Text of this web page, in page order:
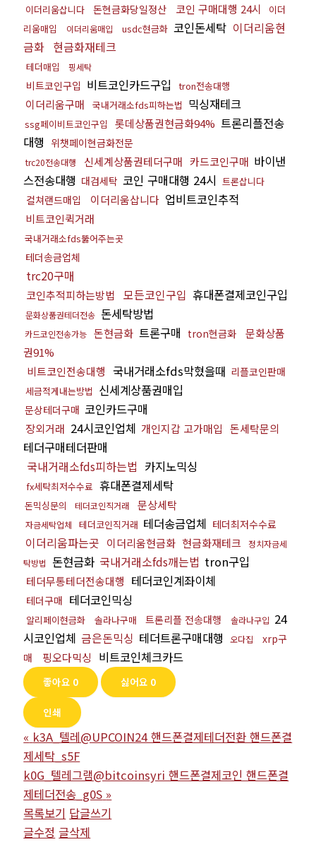
이더리움삽니다 돈현금화당일정산 코인 구매대행 24시
이더
리움매입
이더리움매입 usdc현금화 코인돈세탁 이더리움현
금화 현금화재테크
테더매입 핑세탁
비트코인구입 비트코인카드구입 tron전송대행
이더리움구매 국내거래소fds피하는법 믹싱재테크
ssg페이비트코인구입 롯데상품권현금화94% 트론리플전송
대행 위챗페이현금화전문
trc20전송대행 신세계상품권테더구매 카드코인구매 바이낸
스전송대행 대검세탁 코인 구매대행 24시 트론삽니다
컬쳐랜드매입 이더리움삽니다 업비트코인추적
비트코인퀵거래
국내거래소fds뚫어주는곳
테더송금업체
trc20구매
코인추적피하는방법 모든코인구입 휴대폰결제코인구입
문화상품권테더전송 돈세탁방법
카드코인전송가능 돈현금화 트론구매 tron현금화
문화상품
권91%
비트코인전송대행 국내거래소fds막혔을때 리플코인판매
세금적게내는방법 신세계상품권매입
문상테더구매 코인카드구매
장외거래 24시코인업체 개인지갑 고가매입 돈세탁문의
테더구매테더판매
국내거래소fds피하는법 카지노믹싱
fx세탁최저수수료 휴대폰결제세탁
돈믹싱문의 테더코인직거래 문상세탁
자금세탁업체 테더코인직거래 테더송금업체 테더최저수수료
이더리움파는곳 이더리움현금화 현금화재테크
정치자금세
탁방법
돈현금화 국내거래소fds깨는법 tron구입
테더무통테더전송대행 테더코인계좌이체
테더구매 테더코인믹싱
알리페이현금화 솔라나구매 트론리플 전송대행 솔라나구입 24
시코인업체 금은돈믹싱 테더트론구매대행 오다집
xrp구
매
핑오다믹싱 비트코인체크카드
좋아요 0 싫어요 0
인쇄
« k3A_텔레@UPCOIN24 핸드폰결제테더전환 핸드폰결
제세탁_s5F
k0G_텔레그램@bitcoinsyri 핸드폰결제코인 핸드폰결
제테더전송_g0S »
목록보기 답글쓰기
글수정 글삭제